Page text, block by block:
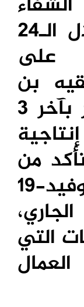
الثلاث الجديدة خلال الـ24
على
بن
صالح، ويتعلق الأمر بآخر 3
من
إصابتهم بمرض كوفيد-19
التي